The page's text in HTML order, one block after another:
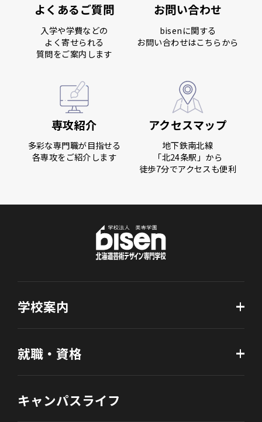
よくあるご質問
入学や学費などの
よく寄せられる
質問をご案内します
お問い合わせ
bisenに関する
お問い合わせはこちらから
専攻紹介
多彩な専門職が目指せる
各専攻をご紹介します
アクセスマップ
地下鉄南北線
「北24条駅」から
徒歩7分でアクセスも便利
学校案内
就職・資格
キャンパスライフ